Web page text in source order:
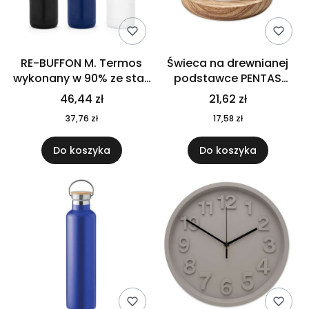
RE-BUFFON M. Termos
wykonany w 90% ze stali
nierdzewnej
pochodzącej z
recyklingu 520 ml 94294
46,44 zł
37,76 zł
Do koszyka
Świeca na drewnianej
podstawce PENTAS
MO6282-40
21,62 zł
17,58 zł
Do koszyka